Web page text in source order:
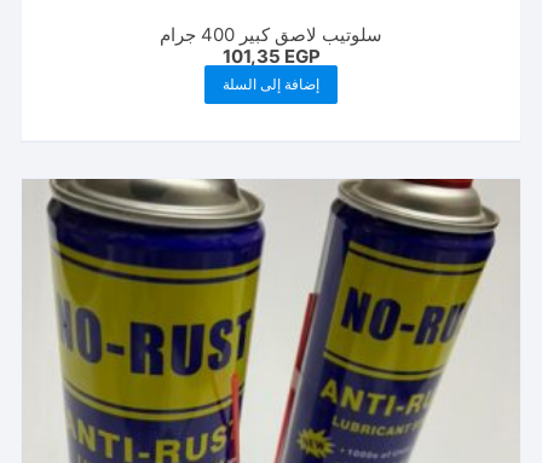
سلوتيب لاصق كبير 400 جرام
101,35 EGP
إضافة إلى السلة